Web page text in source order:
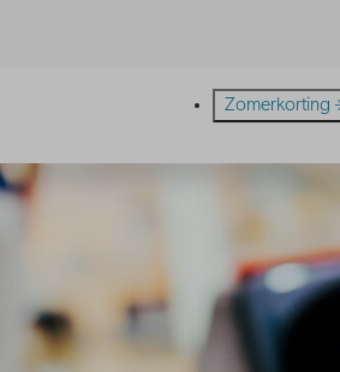
Zomerkorting